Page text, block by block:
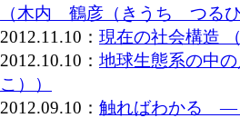
（木内 鶴彦（きうち つる
2012.11.10： 現在の社会構造
2012.10.10： 地球生態系の中
こ））
2012.09.10： 触ればわかる